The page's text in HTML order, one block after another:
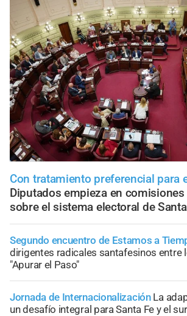
Con tratamiento preferencial para
Diputados empieza en comisiones
sobre el sistema electoral de
Segundo encuentro de Estamos a
dirigentes radicales santafesinos entre
"Apurar el Paso"
Jornada de Internacionalización La
un desafío integral para Santa Fe y el